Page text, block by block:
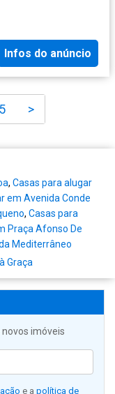
Infos do anúncio
5 >
, Casas para alugar
em Avenida Conde
, Casas para
Praça Afonso De
Mediterrâneo
Graça
novos imóveis
e a política de